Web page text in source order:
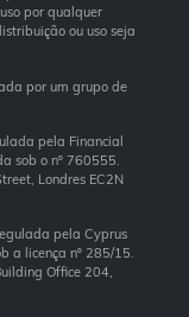
por qualquer
ou uso seja
por um grupo de
pela Financial
sob o nº 760555.
Londres EC2N
pela Cyprus
a licença nº 285/15.
Office 204,